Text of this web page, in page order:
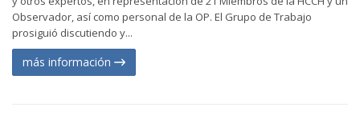
Observador, así como personal de la OP. El Grupo de Trabajo
prosiguió discutiendo y...
más información